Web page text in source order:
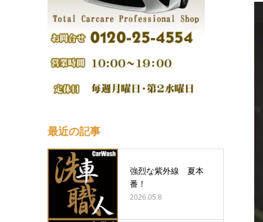
最近の記事
強烈な紫外線 夏本
番！
2026.05.8